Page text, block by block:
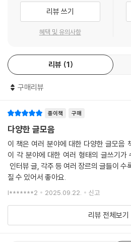
록이기도 하고, 어떤 글은 가라앉은 슬픔의
미정」, 「두려움과 함께 보기」, 「소진되지
떠다니기」는 좀더 눈여겨보았으면 한다.
-로니 혼의 유리 조각 연작, 장희진의 앨범
샹탈 아케르만의 영화 「브뤼셀에서의 ?60
-김유자·박보마·이나하·함혜경의 단체전
내 곳곳의 전광판에 설치된 작품 「무제」 중
점 맞은편 중앙우체국 설치물, 2023년 5월
고 이승훈의 시 「10년」,
-아피찻퐁 위라세타쿤의 「블루」와 「에메랄
현대미술관 서울 필름앤비디오 상영관’이
-볼프강 틸만스의 전시 『To look without
이민휘의 앨범 『미래의 고향』, 존 애시버
-샬롯 웰스의 「애프터썬」, 아피찻퐁 위라
티뇨의 「삼사라)의 각각 한 장면,
-조이 레너드의 「Strange Fruit」와 그가
리뷰 쓰기
혜택 및 유의사항
리뷰 1
구매리뷰
종이책 구매
다양한 글모음
이 책은 여러 분야에 대한 다양한 글모음
이 각 분야에 대한 여러 형태의 글쓰기가
인터뷰 글, 각주 등 여러 장르의 글들이
질 수 있어서 좋아요.
l*******2 2025.09.22. 신고
리뷰 전체보기